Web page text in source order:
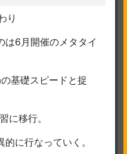
り
は6月開催のメタタイ
基礎スピードと捉
に移行。
に行なっていく。